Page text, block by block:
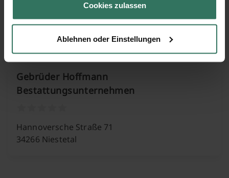
Cookies zulassen
Ablehnen oder Einstellungen
Brüder-Grimm-Straße 7
Gebrüder Hoffmann
Bestattungsunternehmen
Hannoversche Straße 71
34266 Niestetal